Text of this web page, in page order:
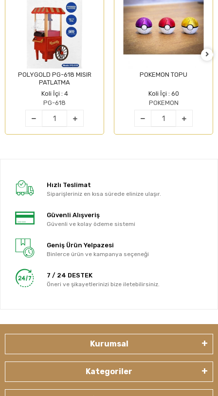
POLYGOLD PG-618 MISIR
PATLATMA
Koli İçi : 4
PG-618
POKEMON TOPU
Koli İçi : 60
POKEMON
Hızlı Teslimat
Siparişleriniz en kısa sürede elinize ulaşır.
Güvenli Alışveriş
Güvenli ve kolay ödeme sistemi
Geniş Ürün Yelpazesi
Binlerce ürün ve kampanya seçeneği
7 / 24 DESTEK
Öneri ve şikayetlerinizi bize iletebilirsiniz.
Kurumsal
Kategoriler